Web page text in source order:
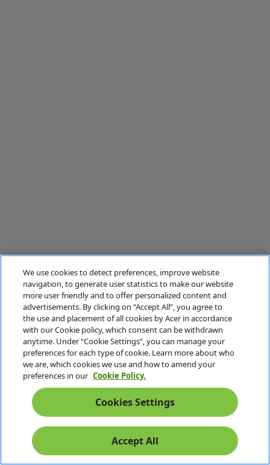
We use cookies to detect preferences, improve website
navigation, to generate user statistics to make our website
more user friendly and to offer personalized content and
advertisements. By clicking on “Accept All”, you agree to
the use and placement of all cookies by Acer in accordance
with our Cookie policy, which consent can be withdrawn
anytime. Under “Cookie Settings”, you can manage your
preferences for each type of cookie. Learn more about who
we are, which cookies we use and how to amend your
preferences in our Cookie Policy.
Cookies Settings
Accept All